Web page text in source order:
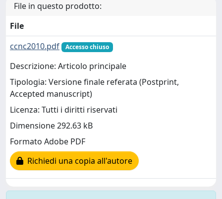
File in questo prodotto:
File
ccnc2010.pdf
Accesso chiuso
Descrizione: Articolo principale
Tipologia: Versione finale referata (Postprint,
Accepted manuscript)
Licenza: Tutti i diritti riservati
Dimensione 292.63 kB
Formato Adobe PDF
Richiedi una copia all'autore